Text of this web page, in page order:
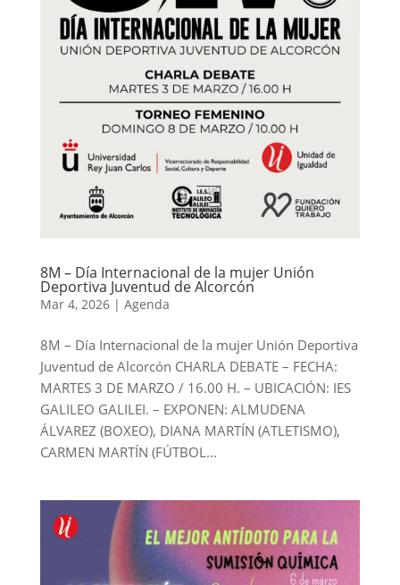
8M – Día Internacional de la mujer Unión
Deportiva Juventud de Alcorcón
Mar 4, 2026| Agenda
8M – Día Internacional de la mujer Unión Deportiva
Juventud de Alcorcón CHARLA DEBATE – FECHA:
MARTES 3 DE MARZO / 16.00 H. – UBICACIÓN: IES
GALILEO GALILEI. – EXPONEN: ALMUDENA
ÁLVAREZ (BOXEO), DIANA MARTÍN (ATLETISMO),
CARMEN MARTÍN (FÚTBOL...